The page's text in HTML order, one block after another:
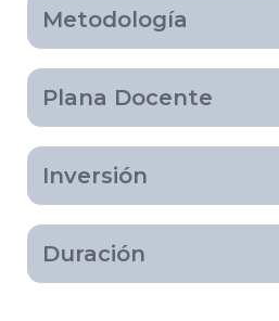
Metodología
Plana Docente
Inversión
Duración